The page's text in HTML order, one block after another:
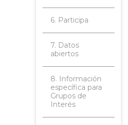
6. Participa
7. Datos
abiertos
8. Información
específica para
Grupos de
Interés